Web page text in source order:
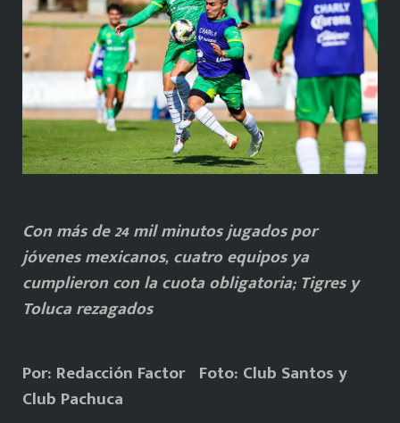
Con más de 24 mil minutos jugados por
jóvenes mexicanos, cuatro equipos ya
cumplieron con la cuota obligatoria; Tigres y
Toluca rezagados
Por: Redacción Factor Foto: Club Santos y
Club Pachuca